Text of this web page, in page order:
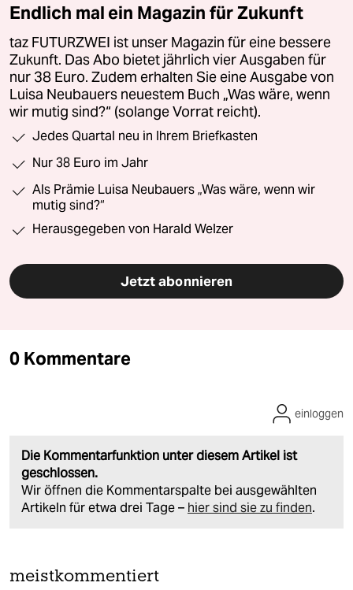
Endlich mal ein Magazin für Zukunft
taz FUTURZWEI ist unser Magazin für eine bessere
Zukunft. Das Abo bietet jährlich vier Ausgaben für
nur 38 Euro. Zudem erhalten Sie eine Ausgabe von
Luisa Neubauers neuestem Buch „Was wäre, wenn
wir mutig sind?“ (solange Vorrat reicht).
Jedes Quartal neu in Ihrem Briefkasten
Nur 38 Euro im Jahr
Als Prämie Luisa Neubauers „Was wäre, wenn wir
mutig sind?“
Herausgegeben von Harald Welzer
Jetzt abonnieren
0 Kommentare
Die Kommentarfunktion unter diesem Artikel ist
geschlossen.
Wir öffnen die Kommentarspalte bei ausgewählten
Artikeln für etwa drei Tage – hier sind sie zu finden.
einloggen
meistkommentiert